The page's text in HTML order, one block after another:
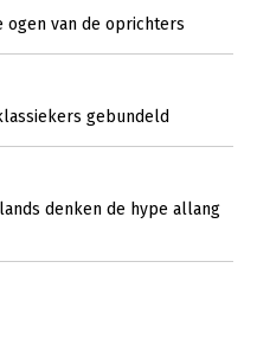
ogen van de oprichters
gebundeld
denken de hype allang